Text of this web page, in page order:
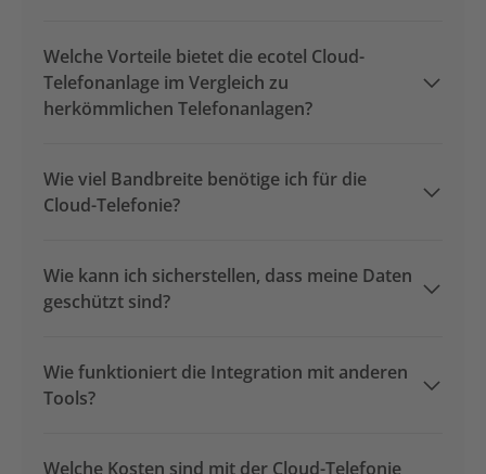
Welche Vorteile bietet die ecotel Cloud-
Telefonanlage im Vergleich zu
herkömmlichen Telefonanlagen?
Wie viel Bandbreite benötige ich für die
Cloud-Telefonie?
Wie kann ich sicherstellen, dass meine Daten
geschützt sind?
Wie funktioniert die Integration mit anderen
Tools?
Welche Kosten sind mit der Cloud-Telefonie